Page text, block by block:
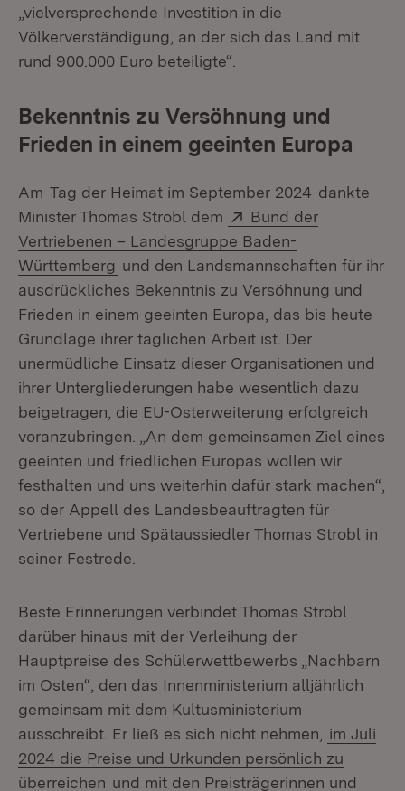
„vielversprechende Investition in die
Völkerverständigung, an der sich das Land mit
rund 900.000 Euro beteiligte“.
Bekenntnis zu Versöhnung und
Frieden in einem geeinten Europa
Am Tag der Heimat im September 2024 dankte
Minister Thomas Strobl dem
Extern:
Bund der
Vertriebenen – Landesgruppe Baden-
Württemberg (Öffnet in neuem Fenster)
und den Landsmannschaften für ihr
ausdrückliches Bekenntnis zu Versöhnung und
Frieden in einem geeinten Europa, das bis heute
Grundlage ihrer täglichen Arbeit ist. Der
unermüdliche Einsatz dieser Organisationen und
ihrer Untergliederungen habe wesentlich dazu
beigetragen, die EU-Osterweiterung erfolgreich
voranzubringen. „An dem gemeinsamen Ziel eines
geeinten und friedlichen Europas wollen wir
festhalten und uns weiterhin dafür stark machen“,
so der Appell des Landesbeauftragten für
Vertriebene und Spätaussiedler Thomas Strobl in
seiner Festrede.
Beste Erinnerungen verbindet Thomas Strobl
darüber hinaus mit der Verleihung der
Hauptpreise des Schülerwettbewerbs „Nachbarn
im Osten“, den das Innenministerium alljährlich
gemeinsam mit dem Kultusministerium
ausschreibt. Er ließ es sich nicht nehmen,
im Juli
2024 die Preise und Urkunden persönlich zu
überreichen und mit den Preisträgerinnen und